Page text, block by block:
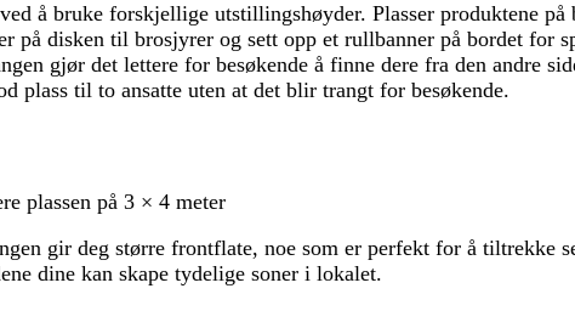
å bruke forskjellige utstillingshøyder. Plasser produktene på
på disken til brosjyrer og sett opp et rullbanner på bordet for
gjør det lettere for besøkende å finne dere fra den andre
plass til to ansatte uten at det blir trangt for besøkende.
plassen på 3 × 4 meter
gir deg større frontflate, noe som er perfekt for å tiltrekke
dine kan skape tydelige soner i lokalet.